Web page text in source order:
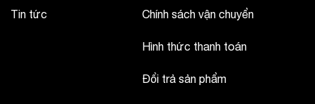
Tin tức Chính sách vận chuyển
Hình thức thanh toán
Đổi trả sản phẩm